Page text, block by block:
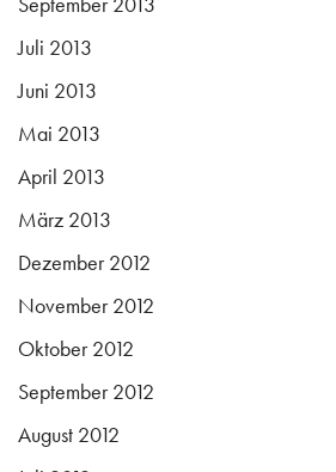
Juli 2013
Juni 2013
Mai 2013
April 2013
März 2013
Dezember 2012
November 2012
Oktober 2012
September 2012
August 2012